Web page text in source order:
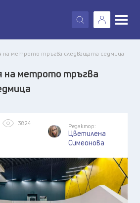
X
на метрото тръгва следващата седмица
на метрото тръгва
3824 Редактор:
Цветилена
Симеонова